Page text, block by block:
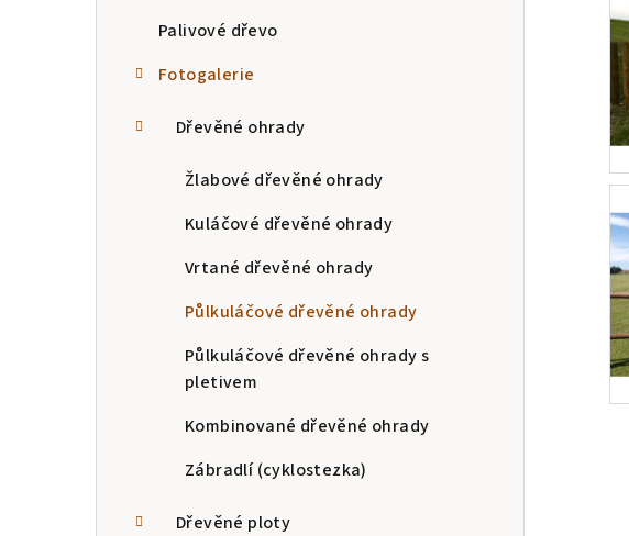
Palivové dřevo
Fotogalerie
Dřevěné ohrady
Žlabové dřevěné ohrady
Kuláčové dřevěné ohrady
Vrtané dřevěné ohrady
Půlkuláčové dřevěné ohrady
Půlkuláčové dřevěné ohrady s
pletivem
Kombinované dřevěné ohrady
Zábradlí (cyklostezka)
Dřevěné ploty